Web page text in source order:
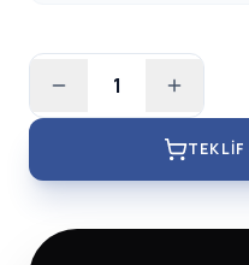
1
TEKLIF